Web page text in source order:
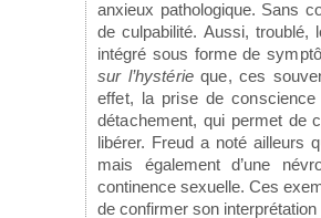
anxieux pathologique. Sans
de culpabilité. Aussi,
intégré sous forme de
sur l’hystérieque, ces
effet, la prise de
détachement, qui permet de
libérer. Freud a noté ailleurs
mais également d’une
continence sexuelle. Ces
de confirmer son interprétation